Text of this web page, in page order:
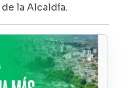
la Alcaldía.